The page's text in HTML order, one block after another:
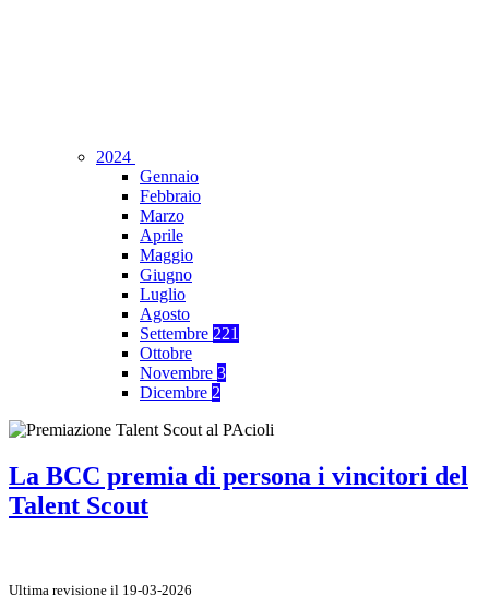
2024
Gennaio
Febbraio
Marzo
Aprile
Maggio
Giugno
Luglio
Agosto
Settembre 221
Ottobre
Novembre 3
Dicembre 2
La BCC premia di persona i vincitori del
Talent Scout
Ultima revisione il 19-03-2026